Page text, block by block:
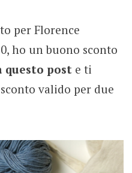
per Florence
ho un buono sconto
questo poste ti
valido per due